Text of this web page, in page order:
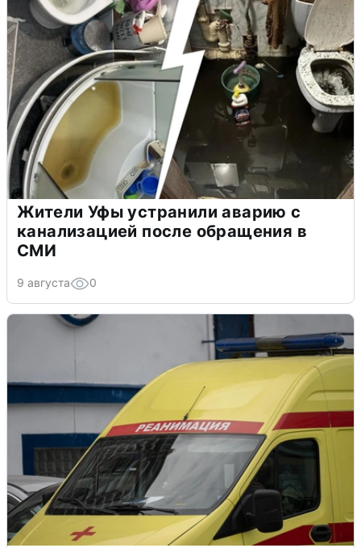
Жители Уфы устранили аварию с
канализацией после обращения в
СМИ
9 августа 0